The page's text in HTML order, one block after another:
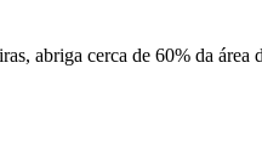
abriga cerca de 60% da área